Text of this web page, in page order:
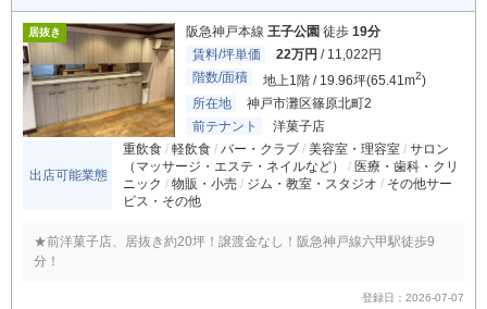
居抜き 阪急神戸本線 王子公園 徒歩 19分
賃料/坪単価
22万円 / 11,022円
階数/面積
地上1階 / 19.96坪(65.41m2)
所在地
神戸市灘区篠原北町2
前テナント
洋菓子店
出店可能業態
重飲食 軽飲食 バー・クラブ 美容室・理容室
サロン
（マッサージ・エステ・ネイルなど）
医療・歯科・クリ
ニック
物販・小売 ジム・教室・スタジオ
その他サー
ビス・その他
★前洋菓子店、居抜き約20坪！譲渡金なし！阪急神戸線六甲駅徒歩9
分！
登録日：2026-07-07